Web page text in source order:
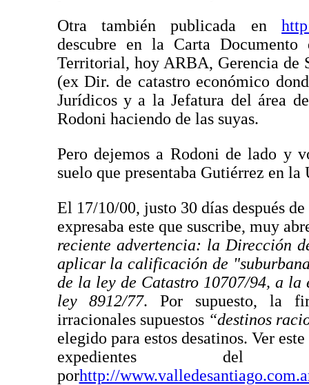
Otra también publicada en
descubre en la Carta
Territorial, hoy ARBA, Gerencia de
(ex Dir. de catastro económico
Jurídicos y a la Jefatura del área
Rodoni haciendo de las suyas.
Pero dejemos a Rodoni de lado y
suelo que presentaba Gutiérrez en
El 17/10/00, justo 30 días después
expresaba este que suscribe, muy
reciente advertencia: la Dirección
aplicar la calificación de
de la ley de Catastro 10707/94, a la
ley 8912/77. Por supuesto, la
irracionales supuestos “destinos
elegido para estos desatinos. Ver
expedientes
porhttp://